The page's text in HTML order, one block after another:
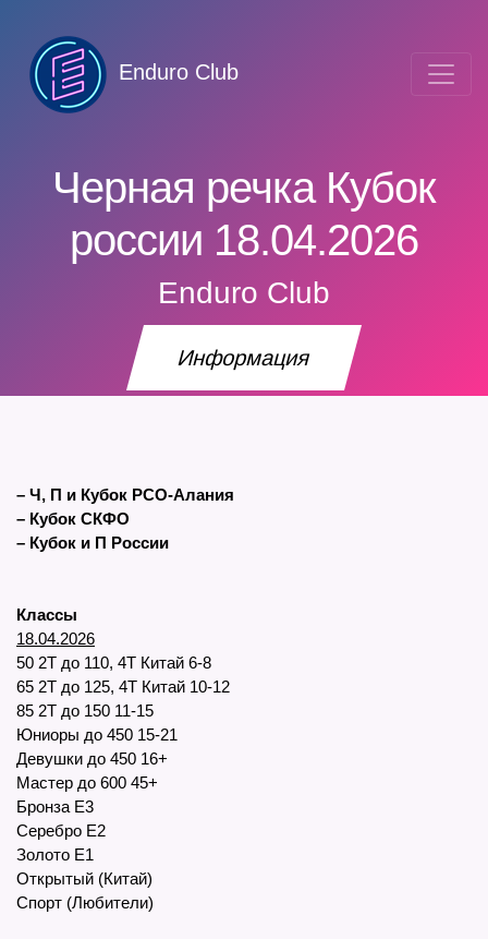
Enduro Club
Черная речка Кубок
россии 18.04.2026
Enduro Club
Информация
– Ч, П и Кубок РСО-Алания
– Кубок СКФО
– Кубок и П России
Классы
18.04.2026
50 2Т до 110, 4Т Китай 6-8
65 2Т до 125, 4Т Китай 10-12
85 2Т до 150 11-15
Юниоры до 450 15-21
Девушки до 450 16+
Мастер до 600 45+
Бронза Е3
Серебро Е2
Золото Е1
Открытый (Китай)
Спорт (Любители)